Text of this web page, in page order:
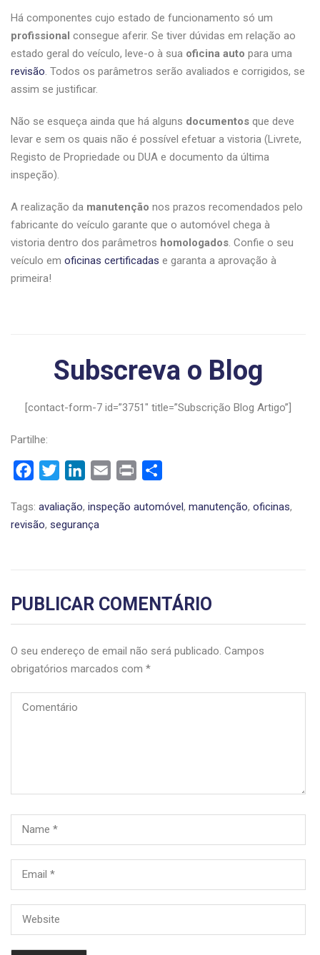
Há componentes cujo estado de funcionamento só um
profissional consegue aferir. Se tiver dúvidas em relação ao
estado geral do veículo, leve-o à sua oficina auto para uma
revisão. Todos os parâmetros serão avaliados e corrigidos, se
assim se justificar.
Não se esqueça ainda que há alguns documentos que deve
levar e sem os quais não é possível efetuar a vistoria (Livrete,
Registo de Propriedade ou DUA e documento da última
inspeção).
A realização da manutenção nos prazos recomendados pelo
fabricante do veículo garante que o automóvel chega à
vistoria dentro dos parâmetros homologados. Confie o seu
veículo em oficinas certificadas e garanta a aprovação à
primeira!
Subscreva o Blog
[contact-form-7 id=”3751″ title=”Subscrição Blog Artigo”]
Partilhe:
FacebookTwitterLinkedIn
Email Print
Tags: avaliação, inspeção automóvel, manutenção, oficinas,
revisão, segurança
PUBLICAR COMENTÁRIO
O seu endereço de email não será publicado. Campos
obrigatórios marcados com *